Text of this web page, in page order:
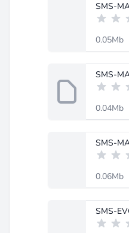
0.05Mb
0.04Mb
0.06Mb
SMS-